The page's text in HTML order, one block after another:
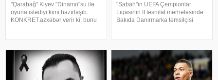
"Qarabağ" Kiyev "Dinamo"su ilə
oyuna istədiyi kimi hazırlaşıb.
KONKRET.azxəbər verir ki, bunu
Ukrayna təmsilçis
"Sabah"ın UEFA Çempionlar
Liqasının II təsnifat mərhələsində
Bakıda Danirmarka təmsilçisi
istinadən xəbər veri